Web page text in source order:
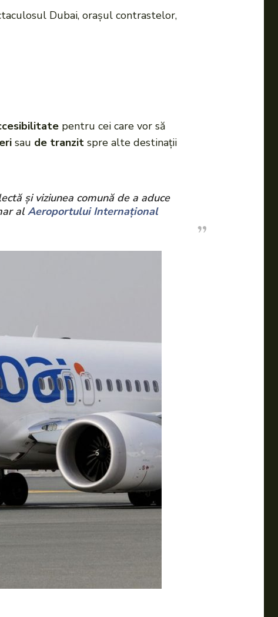
Dubai, orașul contrastelor,
pentru cei care vor să
sau de tranzit spre alte destinații
și viziunea comună de a aduce
alAeroportului Internațional